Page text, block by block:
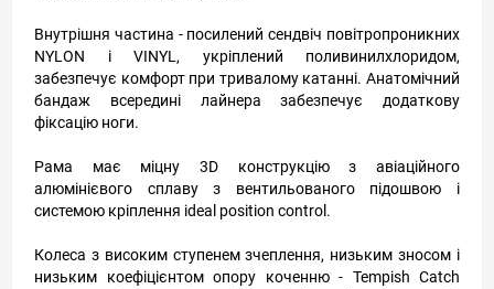
Внутрішня частина - посилений сендвіч повітропроникних
NYLON і VINYL, укріплений поливинилхлоридом,
забезпечує комфорт при тривалому катанні. Анатомічний
бандаж всередині лайнера забезпечує додаткову
фіксацію ноги.
Рама має міцну 3D конструкцію з авіаційного
алюмінієвого сплаву з вентильованого підошвою і
системою кріплення ideal position control.
Колеса з високим ступенем зчеплення, низьким зносом і
низьким коефіцієнтом опору коченню - Tempish Catch